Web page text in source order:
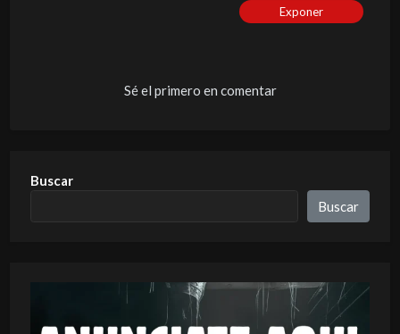
Exponer
Sé el primero en comentar
Buscar
Buscar